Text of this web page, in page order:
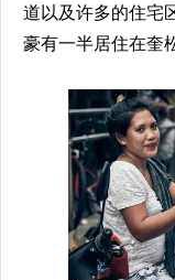
道以及许多的住宅
豪有一半居住在奎